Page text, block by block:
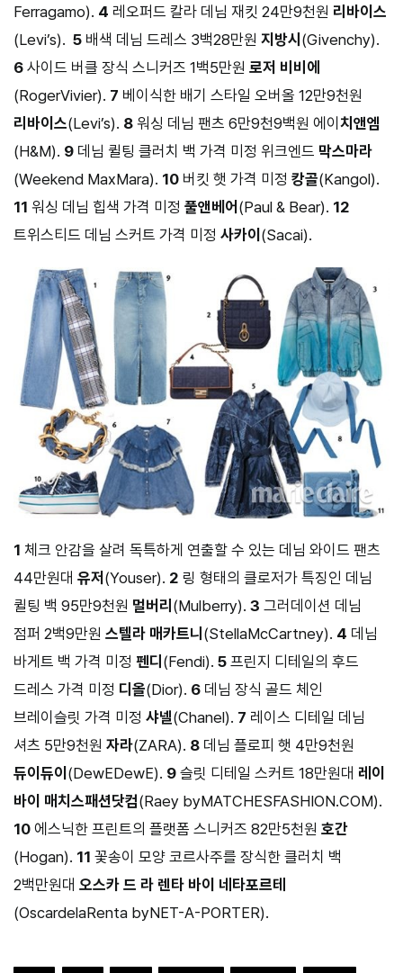
Ferragamo). 4 레오퍼드 칼라 데님 재킷 24만9천원 리바이스
(Levi’s). 5 배색 데님 드레스 3백28만원 지방시 (Givenchy).
6 사이드 버클 장식 스니커즈 1백5만원 로저 비비에
(RogerVivier). 7 베이식한 배기 스타일 오버올 12만9천원
리바이스(Levi’s). 8 워싱 데님 팬츠 6만9천9백원 에이치앤엠
(H&M). 9 데님 퀼팅 클러치 백 가격 미정 위크엔드 막스마라
(Weekend MaxMara). 10 버킷 햇 가격 미정 캉골(Kangol).
11 워싱 데님 힙색 가격 미정 풀앤베어 (Paul & Bear). 12
트위스티드 데님 스커트 가격 미정 사카이 (Sacai).
1 체크 안감을 살려 독특하게 연출할 수 있는 데님 와이드 팬츠
44만원대 유저 (Youser). 2 링 형태의 클로저가 특징인 데님
퀼팅 백 95만9천원 멀버리 (Mulberry). 3 그러데이션 데님
점퍼 2백9만원 스텔라 매카트니 (StellaMcCartney). 4 데님
바게트 백 가격 미정 펜디 (Fendi). 5 프린지 디테일의 후드
드레스 가격 미정 디올(Dior). 6 데님 장식 골드 체인
브레이슬릿 가격 미정 샤넬(Chanel). 7 레이스 디테일 데님
셔츠 5만9천원 자라(ZARA). 8 데님 플로피 햇 4만9천원
듀이듀이 (DewEDewE). 9 슬릿 디테일 스커트 18만원대 레이
바이 매치스패션닷컴(Raey byMATCHESFASHION.COM).
10 에스닉한 프린트의 플랫폼 스니커즈 82만5천원 호간
(Hogan). 11 꽃송이 모양 코르사주를 장식한 클러치 백
2백만원대 오스카 드 라 렌타 바이 네타포르테
(OscardelaRenta byNET-A-PORTER).